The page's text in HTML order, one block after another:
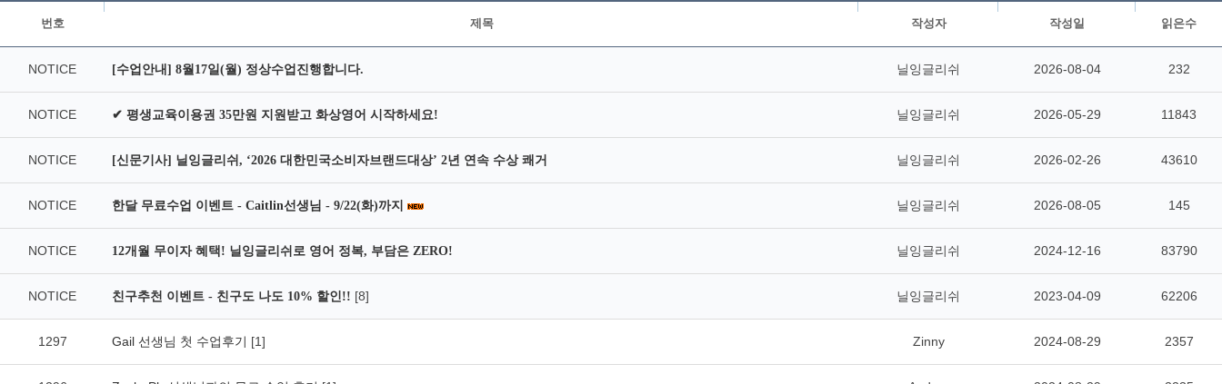
번호 제목 작성자 작성일 읽은수
NOTICE [수업안내] 8월17일(월) 정상수업진행합니다. 닐잉글리쉬 2026-08-04 232
NOTICE ✔ 평생교육이용권 35만원 지원받고 화상영어 시작하세요! 닐잉글리쉬 2026-05-29 11843
NOTICE [신문기사] 닐잉글리쉬, ‘2026 대한민국소비자브랜드대상’ 2년 연속 수상 쾌거 닐잉글리쉬 2026-02-26 43610
NOTICE 한달 무료수업 이벤트 - Caitlin선생님 - 9/22(화)까지 닐잉글리쉬 2026-08-05 145
NOTICE 12개월 무이자 혜택! 닐잉글리쉬로 영어 정복, 부담은 ZERO! 닐잉글리쉬 2024-12-16 83790
NOTICE 친구추천 이벤트 - 친구도 나도 10% 할인!! [8] 닐잉글리쉬 2023-04-09 62206
1297 Gail 선생님 첫 수업후기 [1] Zinny 2024-08-29 2357